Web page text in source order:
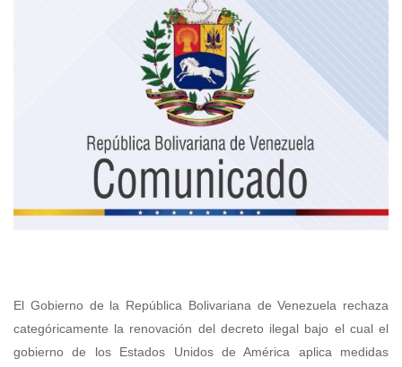
El Gobierno de la República Bolivariana de Venezuela rechaza
categóricamente la renovación del decreto ilegal bajo el cual el
gobierno de los Estados Unidos de América aplica medidas